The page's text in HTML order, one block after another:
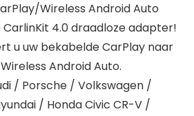
Wireless Android Auto
CarlinKit 4.0 draadloze adapter!
u uw bekabelde CarPlay naar
Android Auto.
/ Porsche / Volkswagen /
/ Honda Civic CR-V /